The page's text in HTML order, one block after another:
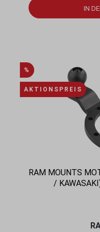
IN
RABATT
%
AKTIONSPREIS
RAM MOUNTS
/